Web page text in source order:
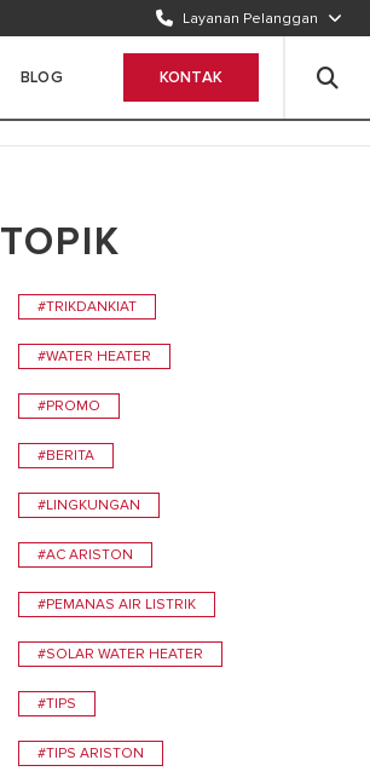
Layanan Pelanggan
TEMUKAN
BLOG KONTAK
TOPIK
#TRIKDANKIAT
#WATER HEATER
#PROMO
#BERITA
#LINGKUNGAN
#AC ARISTON
#PEMANAS AIR LISTRIK
#SOLAR WATER HEATER
#TIPS
#TIPS ARISTON